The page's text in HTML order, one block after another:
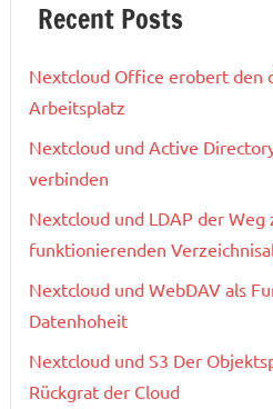
Recent Posts
Nextcloud Office erobert den
Arbeitsplatz
Nextcloud und Active
verbinden
Nextcloud und LDAP der Weg
funktionierenden
Nextcloud und WebDAV als
Datenhoheit
Nextcloud und S3 Der
Rückgrat der Cloud